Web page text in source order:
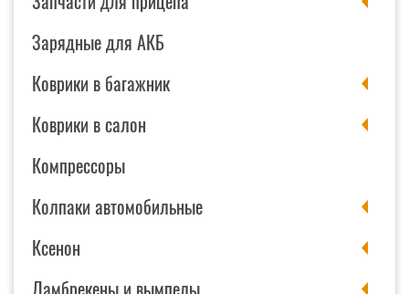
Зарядные для АКБ
Коврики в багажник
Коврики в салон
Компрессоры
Колпаки автомобильные
Ксенон
Ламбрекены и вымпелы